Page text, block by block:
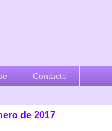
Contacto
de 2017